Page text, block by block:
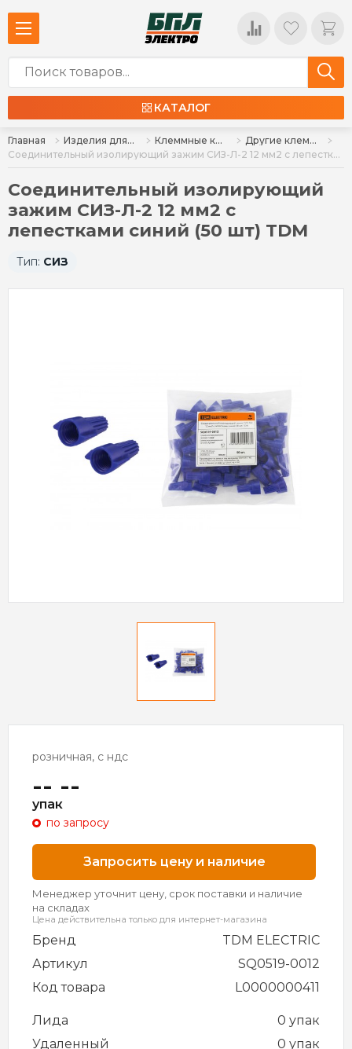
КАТАЛОГ
Главная Изделия для монтажа Клеммные колодки, клеммы, сжимы ответвительные (орехи)
Другие клеммные колодки, зажимы, блоки зажимов, ответвители
Соединительный изолирующий зажим СИЗ-Л-2 12 мм2 с лепестками синий (50 шт) TDM
Соединительный изолирующий
зажим СИЗ-Л-2 12 мм2 с
лепестками синий (50 шт) TDM
Тип: СИЗ
розничная, с ндс
-- --
упак
по запросу
Запросить цену и наличие
Менеджер уточнит цену, срок поставки и наличие
на складах
Цена действительна только для интернет-магазина
Бренд
TDM ELECTRIC
Артикул
SQ0519-0012
Код товара
L0000000411
Лида
0 упак
Удаленный
0 упак